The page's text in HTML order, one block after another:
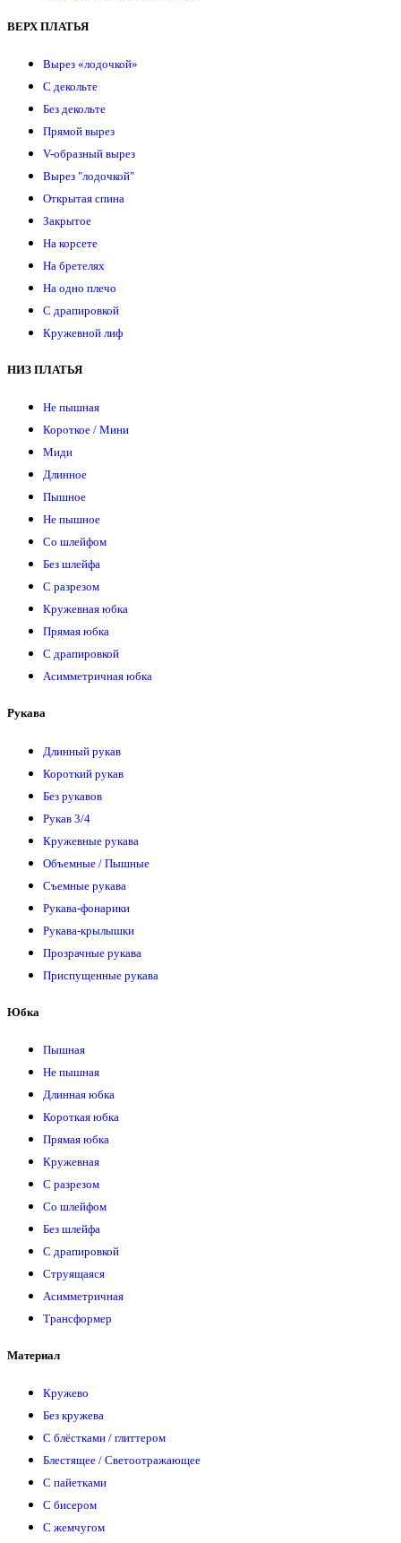
ВЕРХ ПЛАТЬЯ
Вырез «лодочкой»
С декольте
Без декольте
Прямой вырез
V-образный вырез
Вырез "лодочкой"
Открытая спина
Закрытое
На корсете
На бретелях
На одно плечо
С драпировкой
Кружевной лиф
НИЗ ПЛАТЬЯ
Не пышная
Короткое / Мини
Миди
Длинное
Пышное
Не пышное
Со шлейфом
Без шлейфа
С разрезом
Кружевная юбка
Прямая юбка
С драпировкой
Асимметричная юбка
Рукава
Длинный рукав
Короткий рукав
Без рукавов
Рукав 3/4
Кружевные рукава
Объемные / Пышные
Съемные рукава
Рукава-фонарики
Рукава-крылышки
Прозрачные рукава
Приспущенные рукава
Юбка
Пышная
Не пышная
Длинная юбка
Короткая юбка
Прямая юбка
Кружевная
С разрезом
Со шлейфом
Без шлейфа
С драпировкой
Струящаяся
Асимметричная
Трансформер
Материал
Кружево
Без кружева
С блёстками / глиттером
Блестящее / Светоотражающее
С пайетками
С бисером
С жемчугом